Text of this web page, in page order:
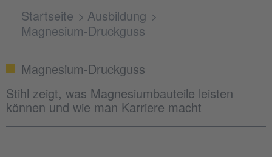
Startseite
Ausbildung
Magnesium-Druckguss
Magnesium-Druckguss
Stihl zeigt, was Magnesiumbauteile leisten
können und wie man Karriere macht